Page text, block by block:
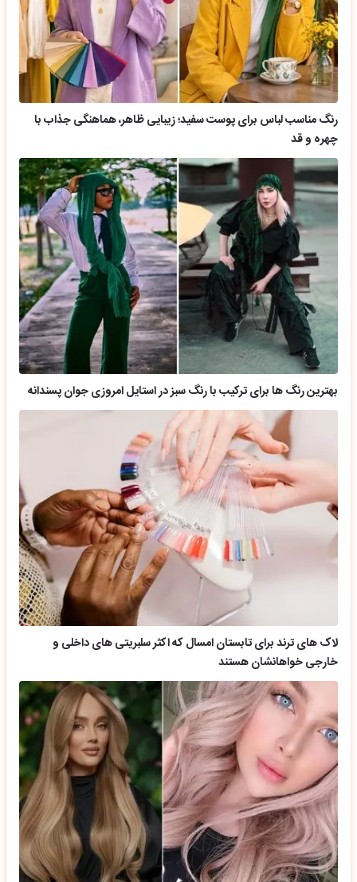
رنگ مناسب لباس برای پوست سفید؛ زیبایی ظاهر، هماهنگی جذاب با
چهره و قد
بهترین رنگ ها برای ترکیب با رنگ سبز در استایل امروزی جوان پسندانه
لاک های ترند برای تابستان امسال که اکثر سلبریتی های داخلی و
خارجی خواهانشان هستند